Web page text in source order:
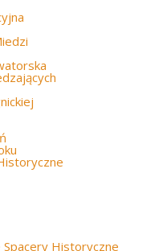
Spacery Historyczne